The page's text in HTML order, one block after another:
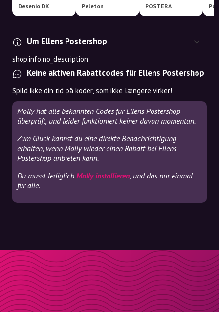
Desenio DK Peleton POSTERA
Um Ellens Postershop
shop.info.no_description
Keine aktiven Rabattcodes für Ellens Postershop
Spild ikke din tid på koder, som ikke længere virker!
Molly hat alle bekannten Codes für Ellens Postershop
überprüft, und leider funktioniert keiner davon momentan.
Zum Glück kannst du eine direkte Benachrichtigung
erhalten, wenn Molly wieder einen Rabatt bei Ellens
Postershop anbieten kann.
Du musst lediglich Molly installieren, und das nur einmal
für alle.